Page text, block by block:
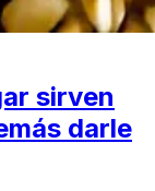
sirven
darle